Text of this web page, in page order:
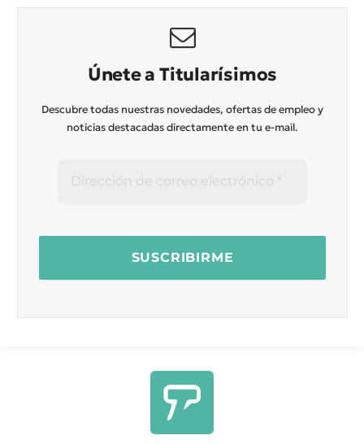
Únete a Titularísimos
Descubre todas nuestras novedades, ofertas de empleo y
noticias destacadas directamente en tu e-mail.